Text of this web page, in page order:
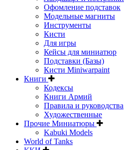
Офомление подставок
Модельные магниты
Инструменты
Кисти
Для игры
Кейсы для миниатюр
Подставки (Базы)
Кисти Miniwarpaint
Книги
Кодексы
Книги Армий
Правила и руководства
Художественные
Прочие Миниатюры
Kabuki Models
World of Tanks